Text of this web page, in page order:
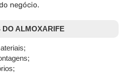
negócio.
ALMOXARIFE